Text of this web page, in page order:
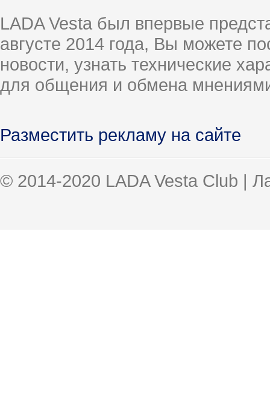
LADA Vesta был впервые
августе 2014 года, Вы можете
новости, узнать технические
для общения и обмена
Разместить рекламу на сайте
© 2014-2020 LADA Vesta Club |